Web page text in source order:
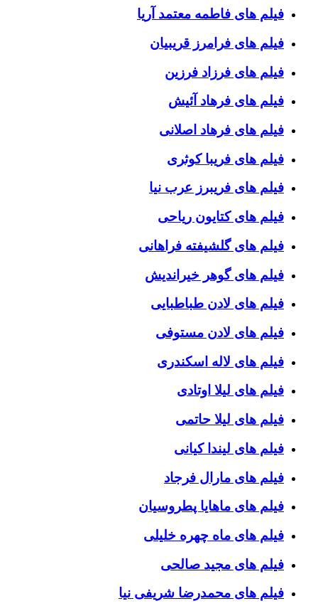
فیلم های فاطمه معتمد آریا
فیلم های فرامرز قریبیان
فیلم های فرزاد فرزین
فیلم های فرهاد آئیش
فیلم های فرهاد اصلانی
فیلم های فریبا کوثری
فیلم های فریبرز عرب نیا
فیلم های کتایون ریاحی
فیلم های گلشیفته فراهانی
فیلم های گوهر خیراندیش
فیلم های لادن طباطبایی
فیلم های لادن مستوفی
فیلم های لاله اسکندری
فیلم های لیلا اوتادی
فیلم های لیلا حاتمی
فیلم های لیندا کیانی
فیلم های مارال فرجاد
فیلم های ماهایا پطروسیان
فیلم های ماه چهره خلیلی
فیلم های مجید صالحی
فیلم های محمدرضا شریفی نیا